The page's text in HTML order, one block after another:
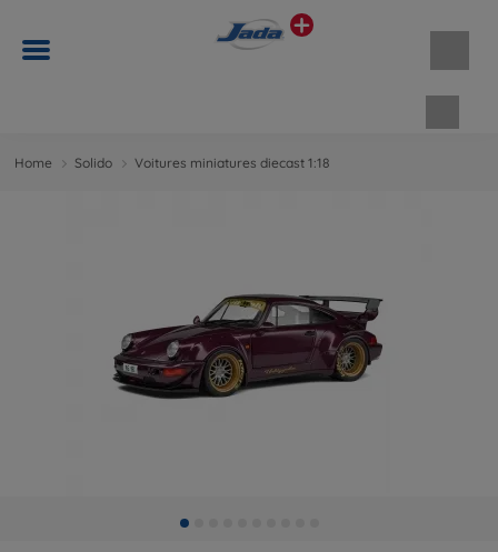
Home Solido Voitures miniatures diecast 1:18